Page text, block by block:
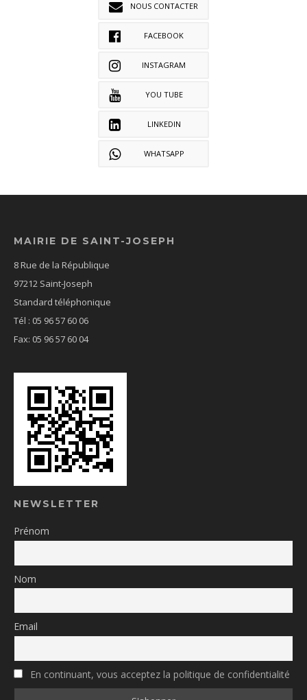
NOUS CONTACTER
FACEBOOK
INSTAGRAM
YOU TUBE
LINKEDIN
WHATSAPP
MAIRIE DE SAINT-JOSEPH
8 Rue de la République
97212 Saint-Joseph
Standard téléphonique
Tél : 05 96 57 60 06
Fax: 05 96 57 60 04
NEWSLETTER
Prénom
Nom
Email
En continuant, vous acceptez la politique de confidentialité